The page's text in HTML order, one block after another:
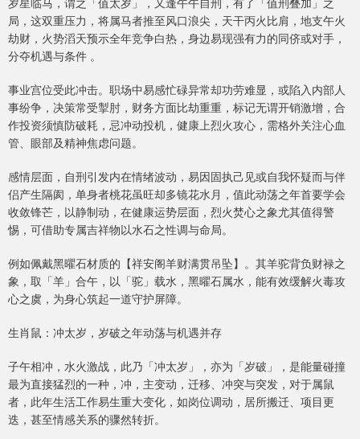
局，这双重压力，将属马者推至风口浪尖，天干丙火比肩，地支午火
劫财，火势滔天预示全年竞争白热，身边易现强有力的同侪或对手，
分夺机遇与条件 。
事业宫位受此冲击。职场中易感忙碌异常却功劳难显，或陷入内部人
事纷争，决策常受掣肘，财务方面比劫重重，标记无谓开销激增，合
作投资须慎防破耗，忌冲动投机，健康上烈火攻心，需格外关注心血
管、眼部及精神焦虑问题。
感情层面，自刑引发内在情绪波动，易因固执己见或自我怀疑而与伴
侣产生隔阂，单身者桃花虽旺却多镜花水月，值此动荡之年首要学会
收敛锋芒，以静制动，在健康运势层面，烈火焚心之象尤其值得警
惕，可借助专属吉祥物以水石之性调与命局。
例如佩戴黑曜石材质的【祥安阁羊财满贯吊坠】。其羊驼背负财禄之
象，取「羊」合午，以「驼」载水，黑曜石属水，能有效缓解火毒攻
心之虞，为身心筑起一道守护屏障。
生肖鼠：冲太岁，岁破之年动荡与机遇并存
子午相冲，水火激战，此乃「冲太岁」，亦为「岁破」，是能量碰撞
最为直接猛烈的一种，冲，主变动，迁移、冲突与突发，对于属鼠
者，此年生活工作易生重大变化，如岗位调动，居所搬迁、项目更
迭，甚至情感关系的骤然转折。